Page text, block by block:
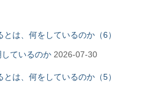
は、何をしているのか（6）
ているのか 2026-07-30
は、何をしているのか（5）